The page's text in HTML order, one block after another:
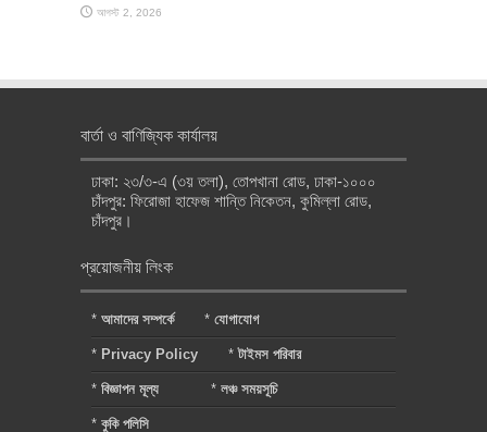
আগস্ট 2, 2026
বার্তা ও বাণিজ্যিক কার্যালয়
ঢাকা: ২৩/৩-এ (৩য় তলা), তোপখানা রোড, ঢাকা-১০০০
চাঁদপুর: ফিরোজা হাফেজ শান্তি নিকেতন, কুমিল্লা রোড,
চাঁদপুর।
প্রয়োজনীয় লিংক
* আমাদের সম্পর্কে * যোগাযোগ
* Privacy Policy *টাইমস পরিবার
* বিজ্ঞাপন মূল্য * লঞ্চ সময়সূচি
* কুকি পলিসি